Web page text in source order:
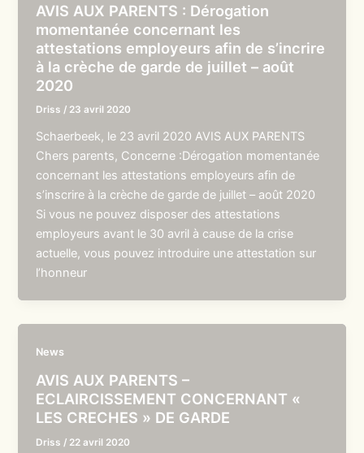
AVIS AUX PARENTS : Dérogation
momentanée concernant les
attestations employeurs afin de s’incrire
à la crèche de garde de juillet – août
2020
Driss / 23 avril 2020
Schaerbeek, le 23 avril 2020 AVIS AUX PARENTS
Chers parents, Concerne :Dérogation momentanée
concernant les attestations employeurs afin de
s’inscrire à la crèche de garde de juillet – août 2020
Si vous ne pouvez disposer des attestations
employeurs avant le 30 avril à cause de la crise
actuelle, vous pouvez introduire une attestation sur
l’honneur
News
AVIS AUX PARENTS –
ECLAIRCISSEMENT CONCERNANT «
LES CRECHES » DE GARDE
Driss / 22 avril 2020